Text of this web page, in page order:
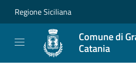
Regione Siciliana
Comune di
Catania